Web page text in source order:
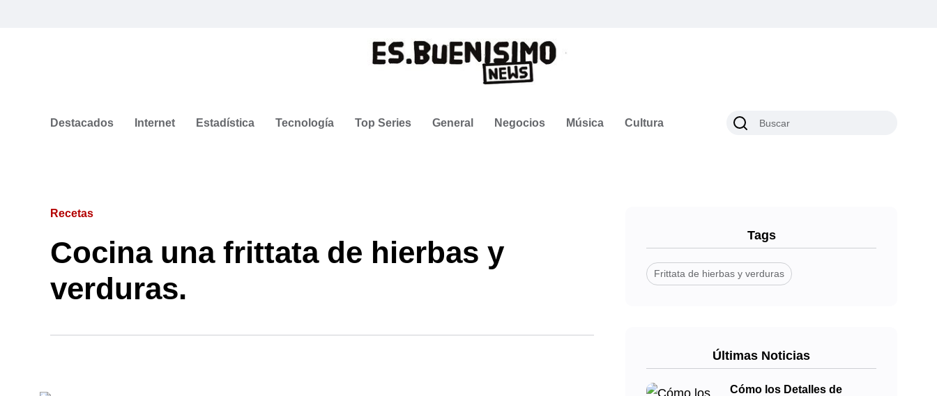
Destacados Internet Estadística Tecnología Top Series General Negocios Música Cultura
Recetas
Cocina una frittata de hierbas y
verduras.
Tags
Frittata de hierbas y verduras
Últimas Noticias
Cómo los Detalles de